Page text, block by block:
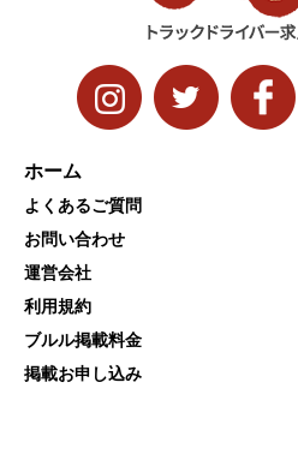
ホーム
よくあるご質問
お問い合わせ
運営会社
利用規約
ブルル掲載料金
掲載お申し込み